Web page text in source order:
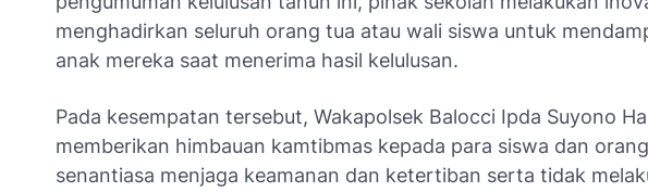
menghadirkan seluruh orang tua atau wali siswa untuk
anak mereka saat menerima hasil kelulusan.
Pada kesempatan tersebut, Wakapolsek Balocci Ipda Suyono
memberikan himbauan kamtibmas kepada para siswa dan
senantiasa menjaga keamanan dan ketertiban serta tidak